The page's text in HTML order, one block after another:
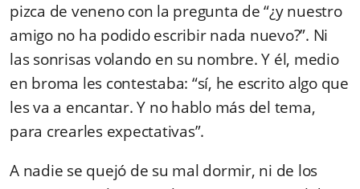
pizca de veneno con la pregunta de “¿y nuestro
amigo no ha podido escribir nada nuevo?”. Ni
las sonrisas volando en su nombre. Y él, medio
en broma les contestaba: “sí, he escrito algo que
les va a encantar. Y no hablo más del tema,
para crearles expectativas”.
A nadie se quejó de su mal dormir, ni de los